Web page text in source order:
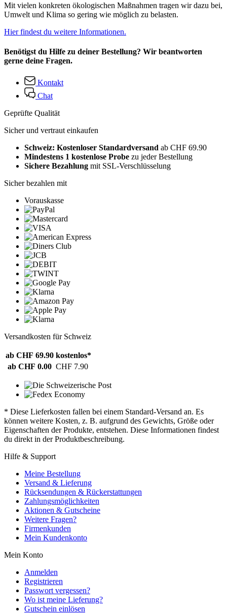
Mit vielen konkreten ökologischen Maßnahmen tragen wir dazu bei,
Umwelt und Klima so gering wie möglich zu belasten.
Hier findest du weitere Informationen.
Benötigst du Hilfe zu deiner Bestellung? Wir beantworten
gerne deine Fragen.
Kontakt
Chat
Geprüfte Qualität
Sicher und vertraut einkaufen
Schweiz: Kostenloser Standardversand ab CHF 69.90
Mindestens 1 kostenlose Probe zu jeder Bestellung
Sichere Bezahlung mit SSL-Verschlüsselung
Sicher bezahlen mit
Vorauskasse
Versandkosten für Schweiz
ab CHF 69.90 kostenlos*
ab CHF 0.00 CHF 7.90
* Diese Lieferkosten fallen bei einem Standard-Versand an. Es
können weitere Kosten, z. B. aufgrund des Gewichts, Größe oder
Eigenschaften der Produkte, entstehen. Diese Informationen findest
du direkt in der Produktbeschreibung.
Hilfe & Support
Meine Bestellung
Versand & Lieferung
Rücksendungen & Rückerstattungen
Zahlungsmöglichkeiten
Aktionen & Gutscheine
Weitere Fragen?
Firmenkunden
Mein Kundenkonto
Mein Konto
Anmelden
Registrieren
Passwort vergessen?
Wo ist meine Lieferung?
Gutschein einlösen